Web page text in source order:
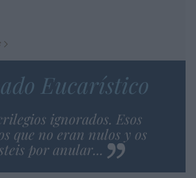
Eucarístico
ignorados. Esos
que no eran nulos y os
por anular...